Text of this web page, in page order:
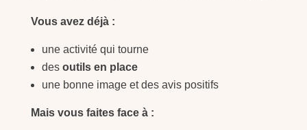
Vous avez déjà :
une activité qui tourne
des outils en place
une bonne image et des avis positifs
Mais vous faites face à :